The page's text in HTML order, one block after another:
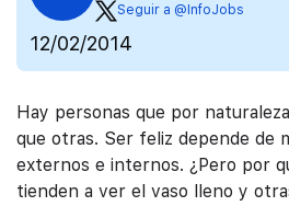
Seguir a @InfoJobs
12/02/2014
Hay personas que por
que otras. Ser feliz depende de
externos e internos. ¿Pero por
tienden a ver el vaso lleno y